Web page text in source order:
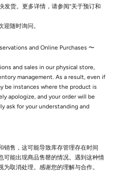
发货。更多详情，请参阅“关于预订和
随时询问。
and Online Purchases 〜
and sales in our physical store,
management. As a result, even if
be instances where the product is
apologize, and your order will be
ask for your understanding and
销售，这可能导致库存管理存在时间
可能出现商品售罄的情况。遇到这种情
取消处理。感谢您的理解与合作。